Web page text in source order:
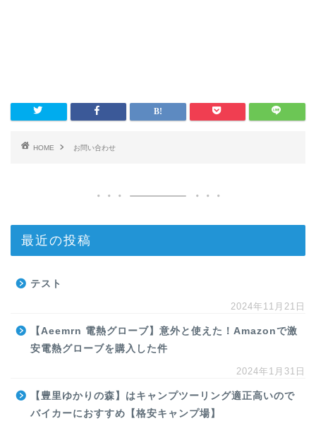
HOME お問い合わせ
最近の投稿
テスト
2024年11月21日
【Aeemrn 電熱グローブ】意外と使えた！Amazonで激
安電熱グローブを購入した件
2024年1月31日
【豊里ゆかりの森】はキャンプツーリング適正高いので
バイカーにおすすめ【格安キャンプ場】